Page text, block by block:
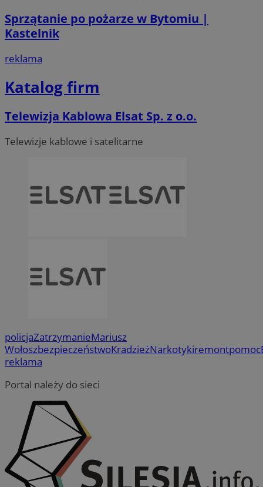
Sprzątanie po pożarze w Bytomiu |
Kastelnik
reklama
Katalog firm
Telewizja Kablowa Elsat Sp. z o.o.
Telewizje kablowe i satelitarne
policjaZatrzymanieMariusz
WołoszbezpieczeństwoKradzieżNarkotykiremontpomoc
reklama
Portal należy do sieci